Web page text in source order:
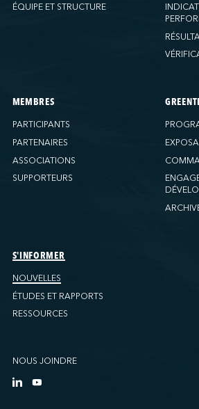
ÉQUIPE ET STRUCTURE
MEMBRES
PARTICIPANTS
PARTENAIRES
ASSOCIATIONS
SUPPORTEURS
S'INFORMER
NOUVELLES
ÉTUDES ET RAPPORTS
RESSOURCES
NOUS JOINDRE